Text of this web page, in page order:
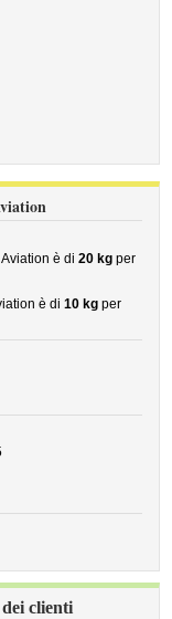
Aviation è di20 kg per
è di10 kg per
clienti